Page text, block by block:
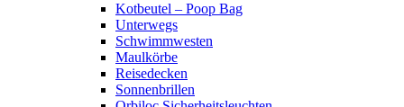
Kotbeutel – Poop Bag
Unterwegs
Schwimmwesten
Maulkörbe
Reisedecken
Sonnenbrillen